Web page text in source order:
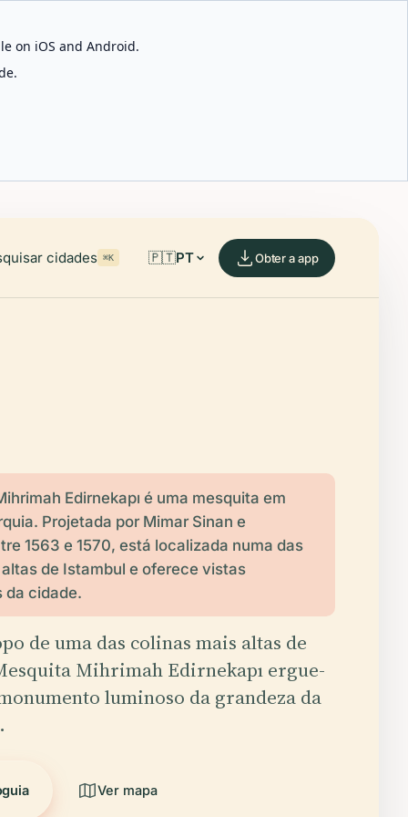
on iOS and Android.
cidades ⌘K 🇵🇹PT Obter a app
Edirnekapı é uma mesquita em
Projetada por Mimar Sinan e
1563 e 1570, está localizada numa das
de Istambul e oferece vistas
da cidade.
de uma das colinas mais altas de
Mihrimah Edirnekapı ergue-
luminoso da grandeza da
Ver mapa